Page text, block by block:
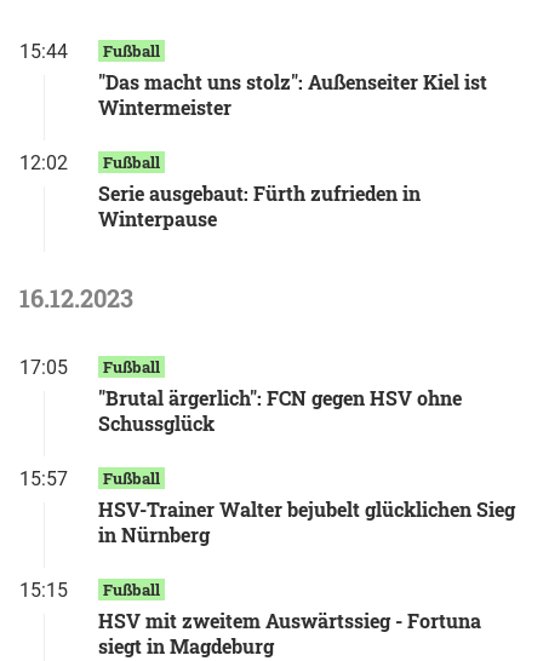
15:44 Fußball
"Das macht uns stolz": Außenseiter Kiel ist
Wintermeister
12:02 Fußball
Serie ausgebaut: Fürth zufrieden in
Winterpause
16.12.2023
17:05 Fußball
"Brutal ärgerlich": FCN gegen HSV ohne
Schussglück
15:57 Fußball
HSV-Trainer Walter bejubelt glücklichen Sieg
in Nürnberg
15:15 Fußball
HSV mit zweitem Auswärtssieg - Fortuna
siegt in Magdeburg